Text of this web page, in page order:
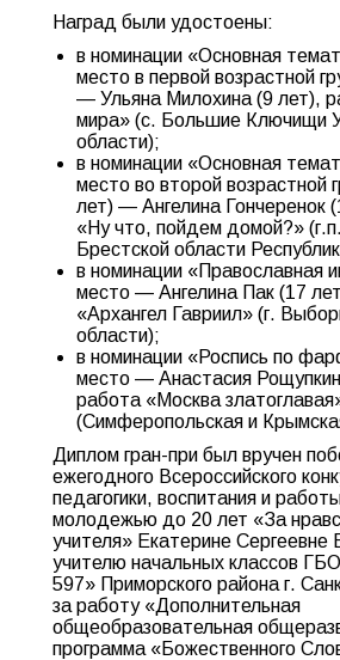
Наград были удостоены:
в номинации «Основная
место в первой возрастной
— Ульяна Милохина (9 лет),
мира» (с. Большие Ключищи
области);
в номинации «Основная
место во второй возрастной
лет) — Ангелина Гончеренок
«Ну что, пойдем домой?»
Брестской области
в номинации «Православная
место — Ангелина Пак (17
«Архангел Гавриил» (г.
области);
в номинации «Роспись по
место — Анастасия
работа «Москва
(Симферопольская и
Диплом гран-при был вручен
ежегодного Всероссийского
педагогики, воспитания и
молодежью до 20 лет «За
учителя» Екатерине Сергеевне
учителю начальных классов
597» Приморского района г.
за работу «Дополнительная
общеобразовательная
программа «Божественного